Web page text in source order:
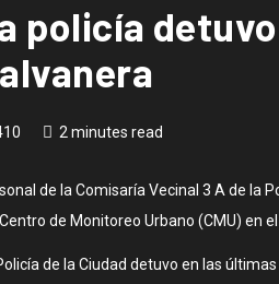
policía
2 minutes read
de la Comisaría Vecinal 3 A de la
de Monitoreo Urbano (CMU) en
de la Ciudad detuvo en las